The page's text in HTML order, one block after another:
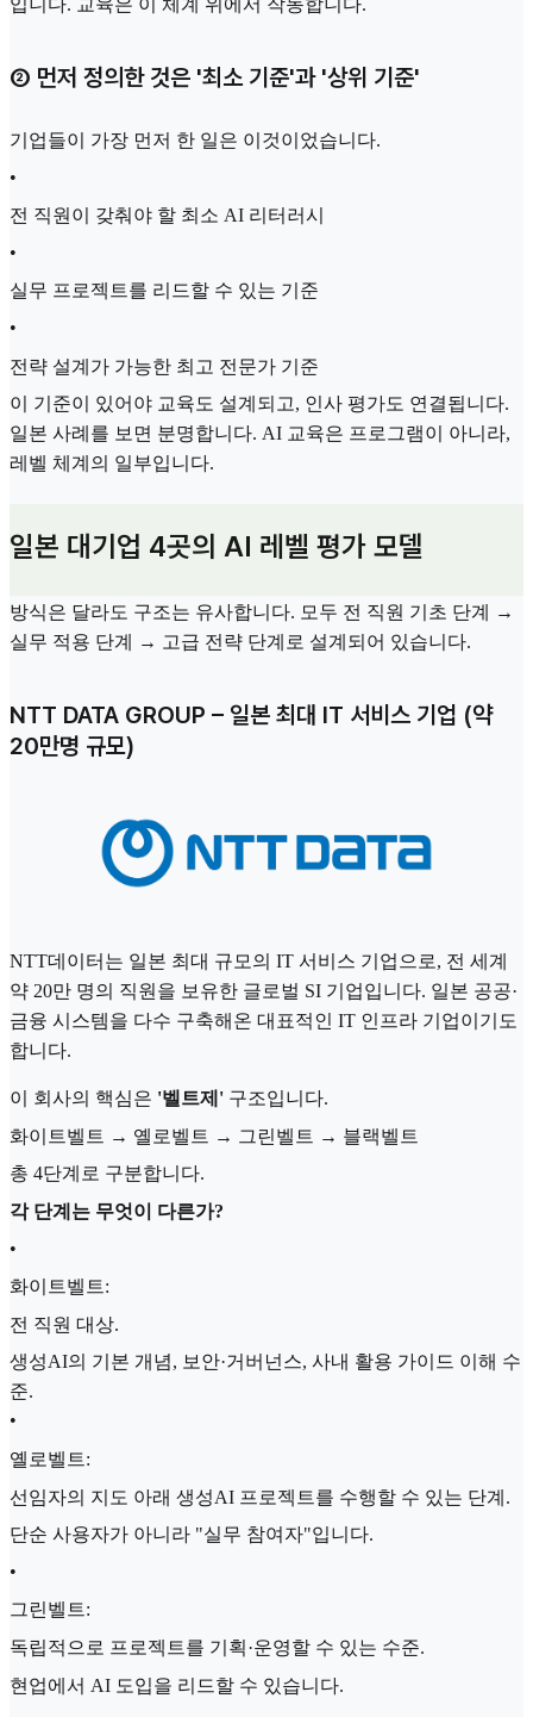
입니다. 교육은 이 체계 위에서 작동합니다.
② 먼저 정의한 것은 '최소 기준'과 '상위 기준'
기업들이 가장 먼저 한 일은 이것이었습니다.
•
전 직원이 갖춰야 할 최소 AI 리터러시
•
실무 프로젝트를 리드할 수 있는 기준
•
전략 설계가 가능한 최고 전문가 기준
이 기준이 있어야 교육도 설계되고, 인사 평가도 연결됩니다.
일본 사례를 보면 분명합니다. AI 교육은 프로그램이 아니라,
레벨 체계의 일부입니다.
일본 대기업 4곳의 AI 레벨 평가 모델
방식은 달라도 구조는 유사합니다. 모두 전 직원 기초 단계 →
실무 적용 단계 → 고급 전략 단계로 설계되어 있습니다.
NTT DATA GROUP – 일본 최대 IT 서비스 기업 (약
20만명 규모)
NTT데이터는 일본 최대 규모의 IT 서비스 기업으로, 전 세계
약 20만 명의 직원을 보유한 글로벌 SI 기업입니다. 일본 공공·
금융 시스템을 다수 구축해온 대표적인 IT 인프라 기업이기도
합니다.
이 회사의 핵심은 '벨트제' 구조입니다.
화이트벨트 → 옐로벨트 → 그린벨트 → 블랙벨트
총 4단계로 구분합니다.
각 단계는 무엇이 다른가?
•
화이트벨트:
전 직원 대상.
생성AI의 기본 개념, 보안·거버넌스, 사내 활용 가이드 이해 수
준.
•
옐로벨트:
선임자의 지도 아래 생성AI 프로젝트를 수행할 수 있는 단계.
단순 사용자가 아니라 "실무 참여자"입니다.
•
그린벨트:
독립적으로 프로젝트를 기획·운영할 수 있는 수준.
현업에서 AI 도입을 리드할 수 있습니다.